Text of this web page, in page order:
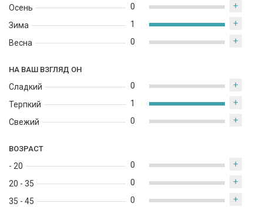
Осень
Зима
Весна
0 +
1 +
0 +
НА ВАШ ВЗГЛЯД ОН
Сладкий
Терпкий
Свежий
0 +
1 +
0 +
ВОЗРАСТ
- 20
20 - 35
35 - 45
0 +
0 +
0 +